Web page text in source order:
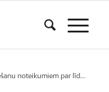
noteikumiem par līd...